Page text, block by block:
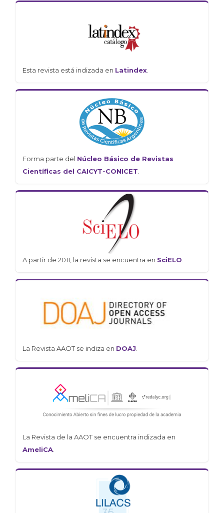
Esta revista está indizada en Latindex
Forma parte del Núcleo Básico de Revistas
Científicas del CAICYT-CONICET
A partir de 2011, la revista se encuentra en SciELO
La Revista AAOT se indiza en DOAJ
La Revista de la AAOT se encuentra indizada en
AmeliCA